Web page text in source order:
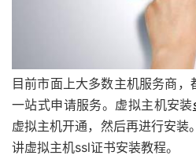
目前市面上大多数主机服务商，
一站式申请服务。虚拟主机安装
虚拟主机开通，然后再进行安装
讲虚拟主机ssl证书安装教程。